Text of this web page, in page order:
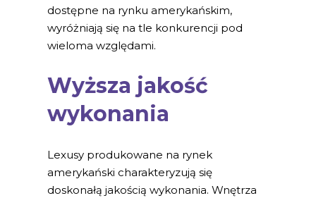
dostępne na rynku amerykańskim,
wyróżniają się na tle konkurencji pod
wieloma względami.
Wyższa jakość
wykonania
Lexusy produkowane na rynek
amerykański charakteryzują się
doskonałą jakością wykonania. Wnętrza